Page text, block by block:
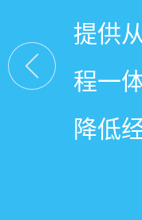
店务
店经
提供
程一
降低
基于
交营
引爆
小程
线下
盘活